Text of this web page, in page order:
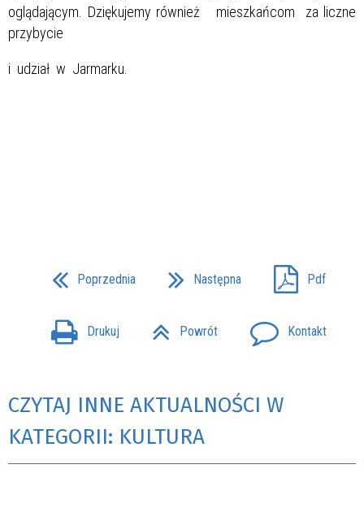
oglądającym. Dziękujemy również mieszkańcom za liczne
przybycie
i udział w Jarmarku.
Poprzednia Następna Pdf
Drukuj Powrót Kontakt
CZYTAJ INNE AKTUALNOŚCI W
KATEGORII: KULTURA